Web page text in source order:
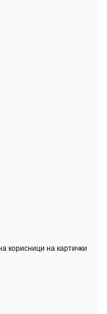
корисници на картички